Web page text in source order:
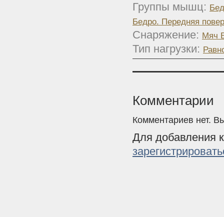
Группы мышц:
Бедро. Передняя
Снаряжение: Мяч
Тип нагрузки:
Комментарии
Комментариев нет.
Для добавления